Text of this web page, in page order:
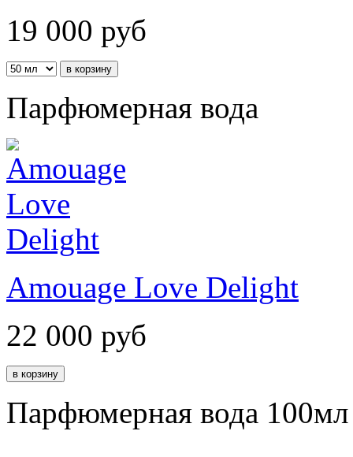
19 000 руб
Парфюмерная вода
Amouage Love Delight
22 000 руб
Парфюмерная вода 100мл